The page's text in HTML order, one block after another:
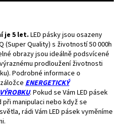
je 5 let. LED pásky jsou osazeny
(Super Quality) s životností 50 000h
obrazy jsou ideálně podsvícené
prodloužení životnosti
Podrobné informace o
ENERGETICKÝ
. Pokud se Vám LED pásek
manipulaci nebo když se
rádi Vám LED pásek vyměníme